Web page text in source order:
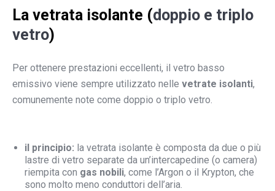
La vetrata isolante (doppio e triplo
vetro)
Per ottenere prestazioni eccellenti, il vetro basso
emissivo viene sempre utilizzato nelle vetrate isolanti,
comunemente note come doppio o triplo vetro.
il principio: la vetrata isolante è composta da due o più
lastre di vetro separate da un’intercapedine (o camera)
riempita con gas nobili, come l’Argon o il Krypton, che
sono molto meno conduttori dell’aria.